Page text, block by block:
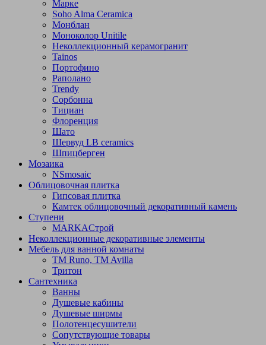
Марке
Soho Alma Ceramica
Монблан
Моноколор Unitile
Неколлекционный керамогранит
Tainos
Портофино
Раполано
Trendy
Сорбонна
Тициан
Флоренция
Шато
Шервуд LB ceramics
Шпицберген
Мозаика
NSmosaic
Облицовочная плитка
Гипсовая плитка
Камтек облицовочный декоративный камень
Ступени
МARKAСтрой
Неколлекционные декоративные элементы
Мебель для ванной комнаты
TM Runo, TM Avilla
Тритон
Сантехника
Ванны
Душевые кабины
Душевые ширмы
Полотенцесушители
Сопутствующие товары